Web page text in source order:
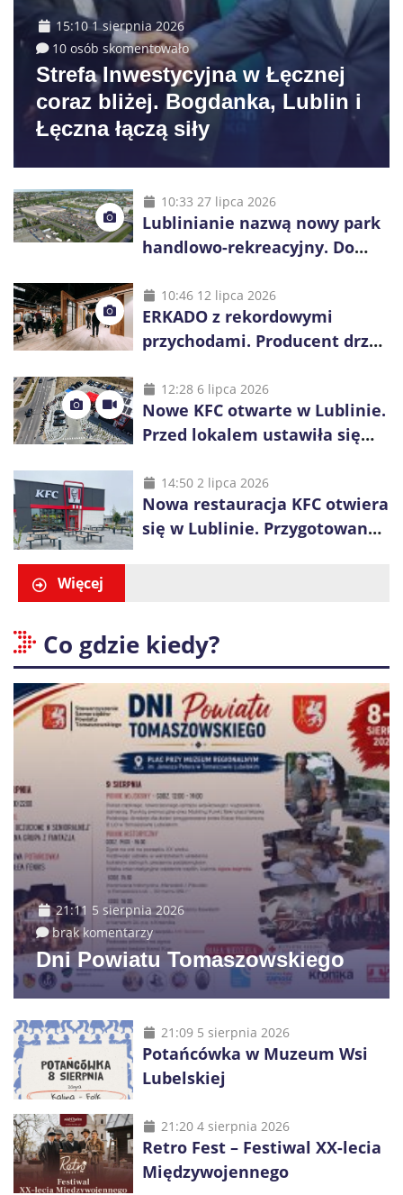
15:10 1 sierpnia 2026
10 osób skomentowało
Strefa Inwestycyjna w Łęcznej
coraz bliżej. Bogdanka, Lublin i
Łęczna łączą siły
10:33 27 lipca 2026
Lublinianie nazwą nowy park
handlowo-rekreacyjny. Do
10:46 12 lipca 2026
ERKADO z rekordowymi
przychodami. Producent drzwi
inwestycje
12:28 6 lipca 2026
Nowe KFC otwarte w Lublinie.
Przed lokalem ustawiła się
14:50 2 lipca 2026
Nowa restauracja KFC otwiera
się w Lublinie. Przygotowano
Więcej
Co gdzie kiedy?
21:11 5 sierpnia 2026
brak komentarzy
Dni Powiatu Tomaszowskiego
21:09 5 sierpnia 2026
Potańcówka w Muzeum Wsi
Lubelskiej
21:20 4 sierpnia 2026
Retro Fest – Festiwal XX-lecia
Międzywojennego